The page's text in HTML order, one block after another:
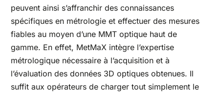
peuvent ainsi s’affranchir des connaissances
spécifiques en métrologie et effectuer des mesures
fiables au moyen d’une MMT optique haut de
gamme. En effet, MetMaX intègre l’expertise
métrologique nécessaire à l’acquisition et à
l’évaluation des données 3D optiques obtenues. Il
suffit aux opérateurs de charger tout simplement le